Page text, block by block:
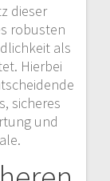
dieser
robusten
als
Hierbei
sicheres
und